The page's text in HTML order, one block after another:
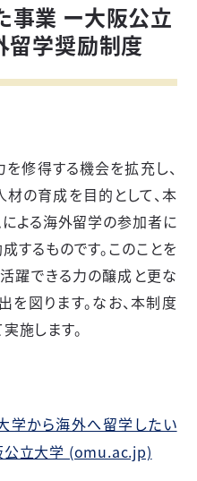
事業 ー大阪公立
留学奨励制度
修得する機会を拡充し、
の育成を目的として、本
よる海外留学の参加者に
するものです。このことを
躍できる力の醸成と更な
図ります。なお、本制度
施します。
学から海外へ留学したい
公立大学 (omu.ac.jp)